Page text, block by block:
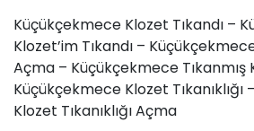
Küçükçekmece Klozet Tıkandı –
Klozet’im Tıkandı –
Açma – Küçükçekmece Tıkanmış
Küçükçekmece Klozet
Klozet Tıkanıklığı Açma